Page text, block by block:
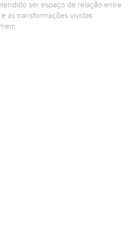
ser espaço de relação entre
as transformações vividas